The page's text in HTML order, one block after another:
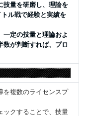
技量を研磨し、理論を
ル戦で経験と実績を
一定の技量と理論およ
数が判断すれば、プロ
を複数のライセンスプ
ックすることで、技量